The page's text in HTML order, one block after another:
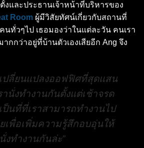
งและประธานเจ้าหน้าที่บริหารของ
Room ผู้มีวิสัยทัศน์เกี่ยวกับสถานที่
ทั่วๆไป เธอมองว่าในแต่ละวัน คนเรา
กกว่าอยู่ที่บ้านตัวเองเสียอีก Ang จึง
เปลี่ยนแปลงออฟฟิศที่สุดแสน
านั่งทำงานกันตั้งแต่เช้าจรด
ป็นที่ที่เราสามารถทำงานไป
เพื่อเพิ่มความรู้สึกอบอุ่นให้
งทำงานกันล่ะ”